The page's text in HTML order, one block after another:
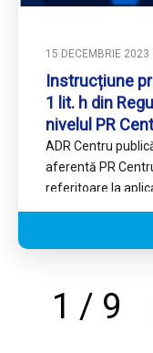
15 DECEMBRIE 2023
Instrucțiune
1 lit. h din
nivelul PR
ADR Centru
aferentă PR
referitoare la
alin 1 lit…
1 / 9